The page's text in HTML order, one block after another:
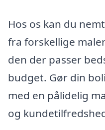
Hos os kan du
fra forskellige
den der passer
budget. Gør din
med en pålidelig
og